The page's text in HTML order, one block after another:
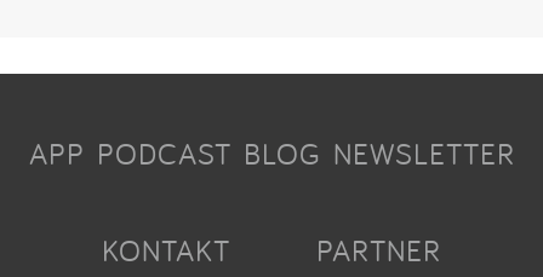
APP PODCAST BLOG NEWSLETTER
KONTAKT PARTNER